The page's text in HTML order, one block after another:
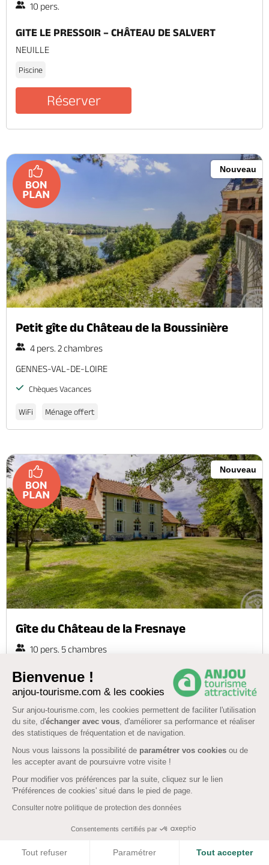
Bienvenue !
anjou-tourisme.com & les cookies
Sur anjou-tourisme.com, les cookies permettent de faciliter l'utilisation
du site, d'échanger avec vous, d'améliorer sa performance et réaliser
des statistiques de fréquentation et de navigation.
Nous vous laissons la possibilité de paramétrer vos cookies ou de
les accepter avant de poursuivre votre visite !
Pour modifier vos préférences par la suite, cliquez sur le lien
'Préférences de cookies' situé dans le pied de page.
Consulter notre politique de protection des données
Consentements certifiés par
Tout refuser Paramétrer Tout accepter
10 pers.
GITE LE PRESSOIR – CHÂTEAU DE SALVERT
NEUILLE
Piscine
Réserver
Nouveau
Petit gîte du Château de la Boussinière
4 pers. 2 chambres
GENNES-VAL-DE-LOIRE
Chèques Vacances
WiFi Ménage offert
Nouveau
Gîte du Château de la Fresnaye
10 pers. 5 chambres
VAL-DU-LAYON
Chèques Vacances
WiFi Bien-être Ménage offert